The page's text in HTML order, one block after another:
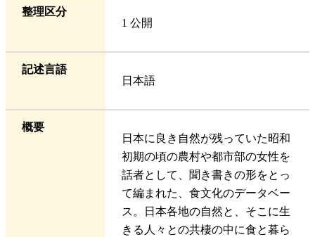
整理区分
1 公開
記述言語
日本語
概要
日本に良き自然が残っていた昭和
初期の頃の農村や都市部の女性を
話者として、聞き書きの形をとっ
て編まれた、食文化のデータベー
ス。日本各地の自然と、そこに生
きる人々との共棲の中に食と暮ら